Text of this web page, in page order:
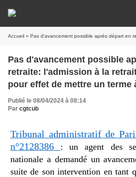
Accueil » Pas d'avancement possible après départ en retraite: l'admission à la retraite d'un agent a pour effet de mettre un terme à
Pas d'avancement possible
retraite: l'admission à la
pour effet de mettre un terme
obstacle, à ce que, même
bénéficie d'une promotion
Publié le 08/04/2024 à 08:14
Par cgtcub
Tribunal administratif de
n°2128386 :
un agent des
nationale a demandé un
suite de son intervention en tant